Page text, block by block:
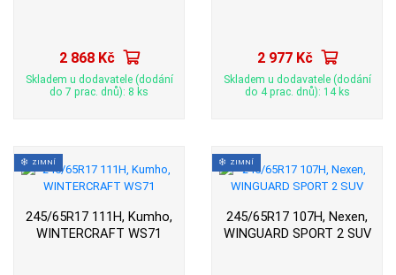
2 868 Kč
Skladem u dodavatele (dodání
do 7 prac. dnů): 8 ks
2 977 Kč
Skladem u dodavatele (dodání
do 4 prac. dnů): 14 ks
ZIMNÍ
245/65R17 111H, Kumho,
WINTERCRAFT WS71
ZIMNÍ
245/65R17 107H, Nexen,
WINGUARD SPORT 2 SUV